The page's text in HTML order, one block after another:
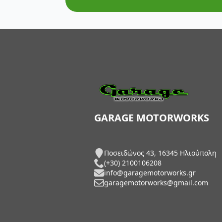
BMW Genuine Parts
GARAGE MOTORWORKS
Ποσειδώνος 43, 16345 Ηλιούπολη
(+30) 2100106208
info@garagemotorworks.gr
garagemotorworks@gmail.com